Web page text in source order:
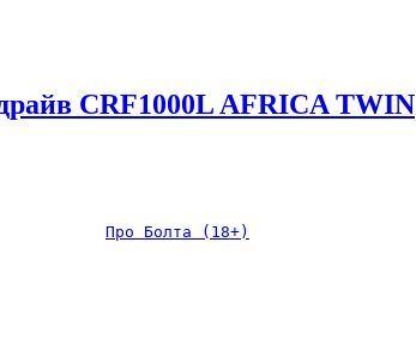
CRF1000L AFRICA TWIN
Про Болта (18+)